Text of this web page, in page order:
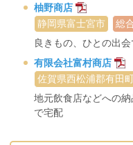
柚野商店
静岡県富士宮市
総
良きもの、ひとの出
有限会社富村商店
佐賀県西松浦郡有田
地元飲食店などへの
で宅配